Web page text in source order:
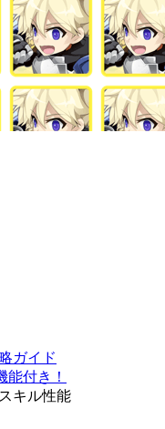
ガイド
能付き！
キル性能